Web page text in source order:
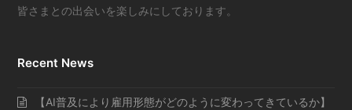
皆さまとの出会いを楽しみにしております。
Recent News
【AI普及により雇用形態がどのように変わってきているか】